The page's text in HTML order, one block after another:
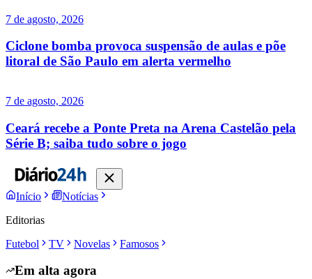
7 de agosto, 2026
Ciclone bomba provoca suspensão de aulas e põe
litoral de São Paulo em alerta vermelho
7 de agosto, 2026
Ceará recebe a Ponte Preta na Arena Castelão pela
Série B; saiba tudo sobre o jogo
Início
Notícias
Editorias
Futebol
TV Novelas Famosos
Em alta agora